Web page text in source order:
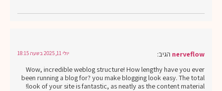
nerveflow הגיב: יולי 11, 2025 בשעה 18:15
Wow, incredible weblog structure! How lengthy have you ever
been running a blog for? you make blogging look easy. The total
look of your site is fantastic, as neatly as the content material!